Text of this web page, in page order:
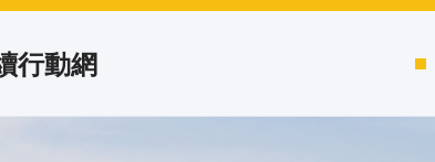
行動網